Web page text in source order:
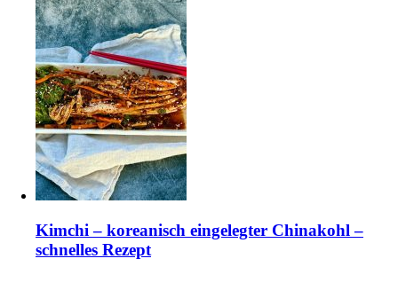
Kimchi – koreanisch eingelegter Chinakohl –
schnelles Rezept